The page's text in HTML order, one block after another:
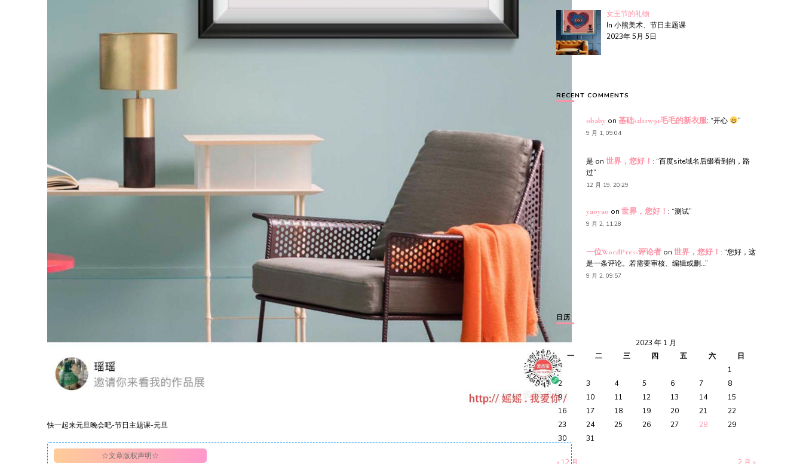
快一起来元旦晚会吧-节日主题课-元旦
☆文章版权声明☆
女王节的礼物
In 小熊美术、节日主题课
2023年 5月 5日
RECENT COMMENTS
obabyon 基础s2l11w91毛毛的新衣服: “开心 ”
9 月 1, 09:04
是 on 世界，您好！ : “百度site域名后缀看到的，路
过”
12 月 19, 20:29
yaoyao on 世界，您好！ : “测试”
9 月 2, 11:28
一位WordPress评论者on 世界，您好！ : “您好，这
是一条评论。若需要审核、编辑或删…”
9 月 2, 09:57
日历
2023 年 1 月
一
二 三 四 五 六
日
1
2
3 4 5 6 7
8
9
10 11 12 13 14
15
16
17 18 19 20 21
22
23
24 25 26 27 28
29
30
31